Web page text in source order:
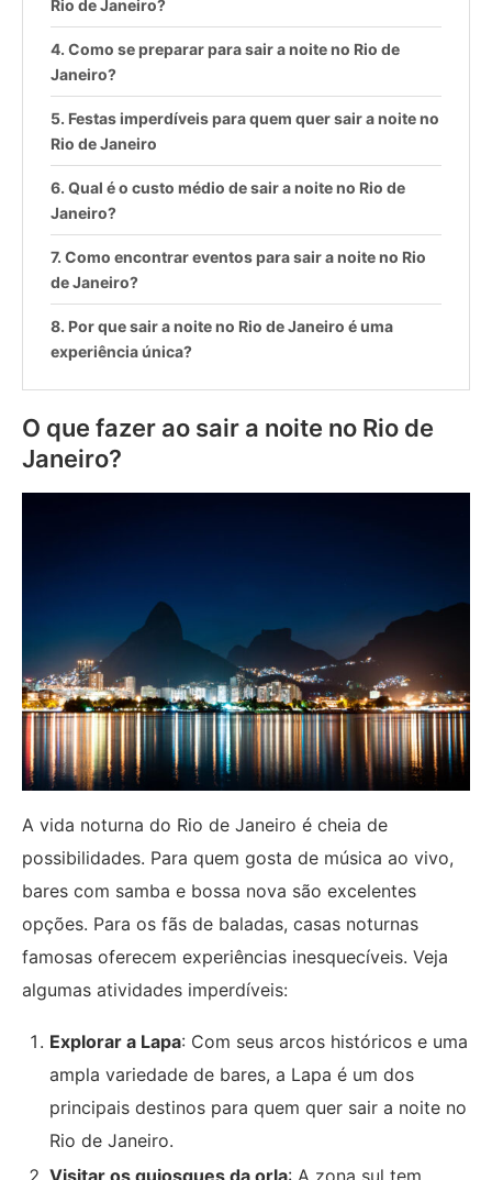
Rio de Janeiro?
Como se preparar para sair a noite no Rio de
Janeiro?
Festas imperdíveis para quem quer sair a noite no
Rio de Janeiro
Qual é o custo médio de sair a noite no Rio de
Janeiro?
Como encontrar eventos para sair a noite no Rio
de Janeiro?
Por que sair a noite no Rio de Janeiro é uma
experiência única?
O que fazer ao sair a noite no Rio de
Janeiro?
A vida noturna do Rio de Janeiro é cheia de
possibilidades. Para quem gosta de música ao vivo,
bares com samba e bossa nova são excelentes
opções. Para os fãs de baladas, casas noturnas
famosas oferecem experiências inesquecíveis. Veja
algumas atividades imperdíveis:
Explorar a Lapa: Com seus arcos históricos e uma
ampla variedade de bares, a Lapa é um dos
principais destinos para quem quer sair a noite no
Rio de Janeiro.
Visitar os quiosques da orla: A zona sul tem